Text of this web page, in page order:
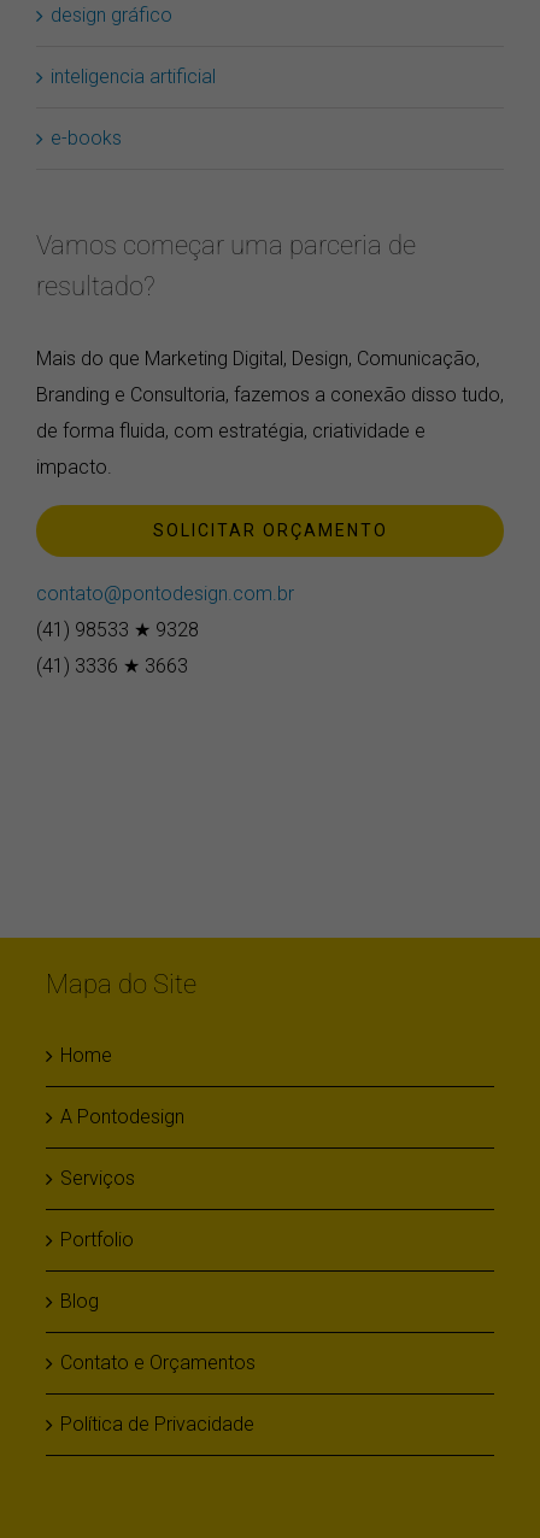
design gráfico
inteligencia artificial
Vamos começar uma parceria de
resultado?
Mais do que Marketing Digital, Design, Comunicação,
Branding e Consultoria, fazemos a conexão disso tudo,
de forma fluida, com estratégia, criatividade e
impacto.
contato@pontodesign.com.br
(41) 98533 ★ 9328
(41) 3336 ★ 3663
Mapa do Site
A Pontodesign
Serviços
Blog
Contato e Orçamentos